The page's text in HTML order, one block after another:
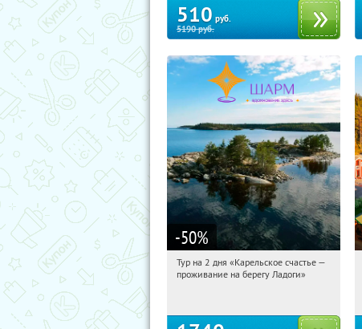
510 руб.
5190руб.
-50%
04:00:58 Купили:39
Тур на 2 дня «Карельское счастье —
проживание на берегу Ладоги»